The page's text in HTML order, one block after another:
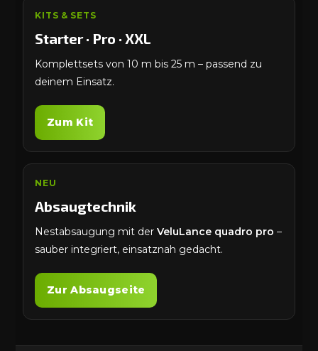
KITS & SETS
Starter · Pro · XXL
Komplettsets von 10 m bis 25 m – passend zu
deinem Einsatz.
Zum Kit
NEU
Absaugtechnik
Nestabsaugung mit derVeluLance quadro pro –
sauber integriert, einsatznah gedacht.
Zur Absaugseite